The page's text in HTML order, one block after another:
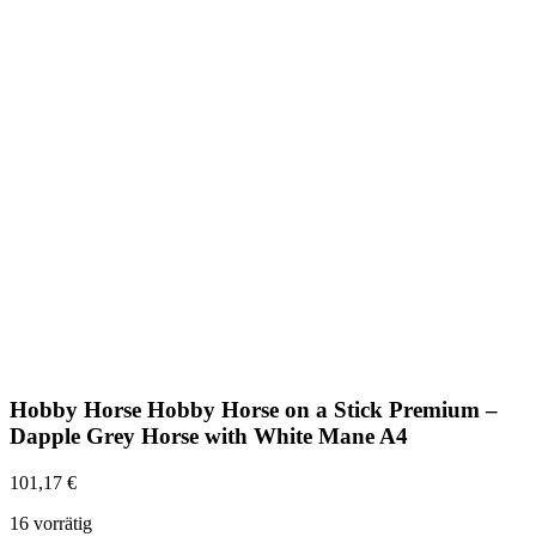
Hobby Horse Hobby Horse on a Stick Premium –
Dapple Grey Horse with White Mane A4
101,17 €
16 vorrätig